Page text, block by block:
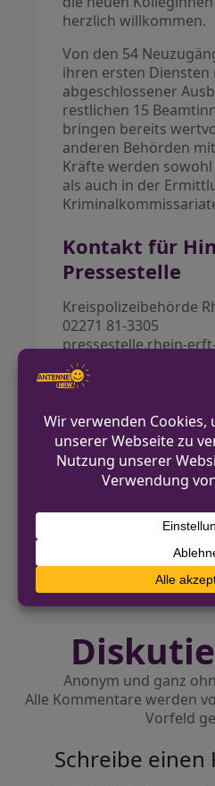
herzlich willkommen.
Von den 54
ihren ersten
abgeschlossener
restlichen 15
bringen bereits
anderen Behörden
Kräfte werden
als auch in der
Kontakt für
Pressestelle
Kreispolizeibehörde
02271 81-3305
pressestelle.rhein-
kreis@polizei.nrw.de
https://rhein-erft-
VORHERIGER
Polizei warnt vor
und Grevenbroich
Positive Bilanz beim
Anonym und ganz
Alle Kommentare werden
Vorfeld
Schreibe